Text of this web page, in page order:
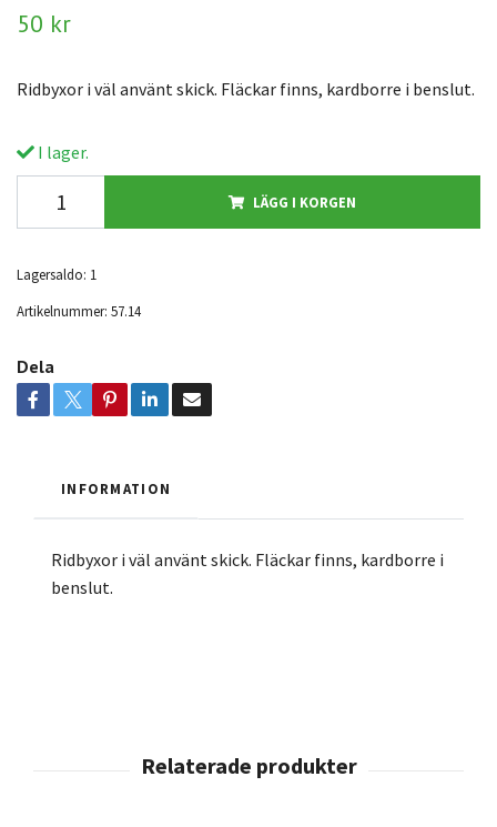
50 kr
Ridbyxor i väl använt skick. Fläckar finns, kardborre i benslut.
I lager.
LÄGG I KORGEN
Lagersaldo: 1
Artikelnummer: 57.14
Dela
INFORMATION
Ridbyxor i väl använt skick. Fläckar finns, kardborre i
benslut.